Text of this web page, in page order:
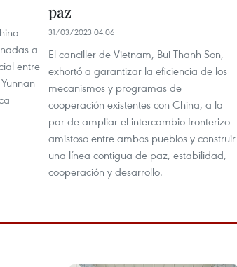
a
entre
paz
31/03/2023 04:06
El canciller de Vietnam, Bui Thanh Son,
exhortó a garantizar la eficiencia de los
mecanismos y programas de
cooperación existentes con China, a la
par de ampliar el intercambio fronterizo
amistoso entre ambos pueblos y construir
una línea contigua de paz, estabilidad,
cooperación y desarrollo.